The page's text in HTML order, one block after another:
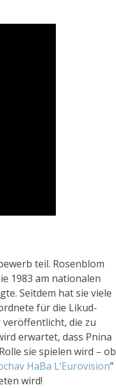
teil. Rosenblom
1983 am nationalen
Seitdem hat sie viele
für die Likud-
veröffentlicht, die zu
erwartet, dass Pnina
sie spielen wird – ob
HaBa L’Eurovision”
wird!